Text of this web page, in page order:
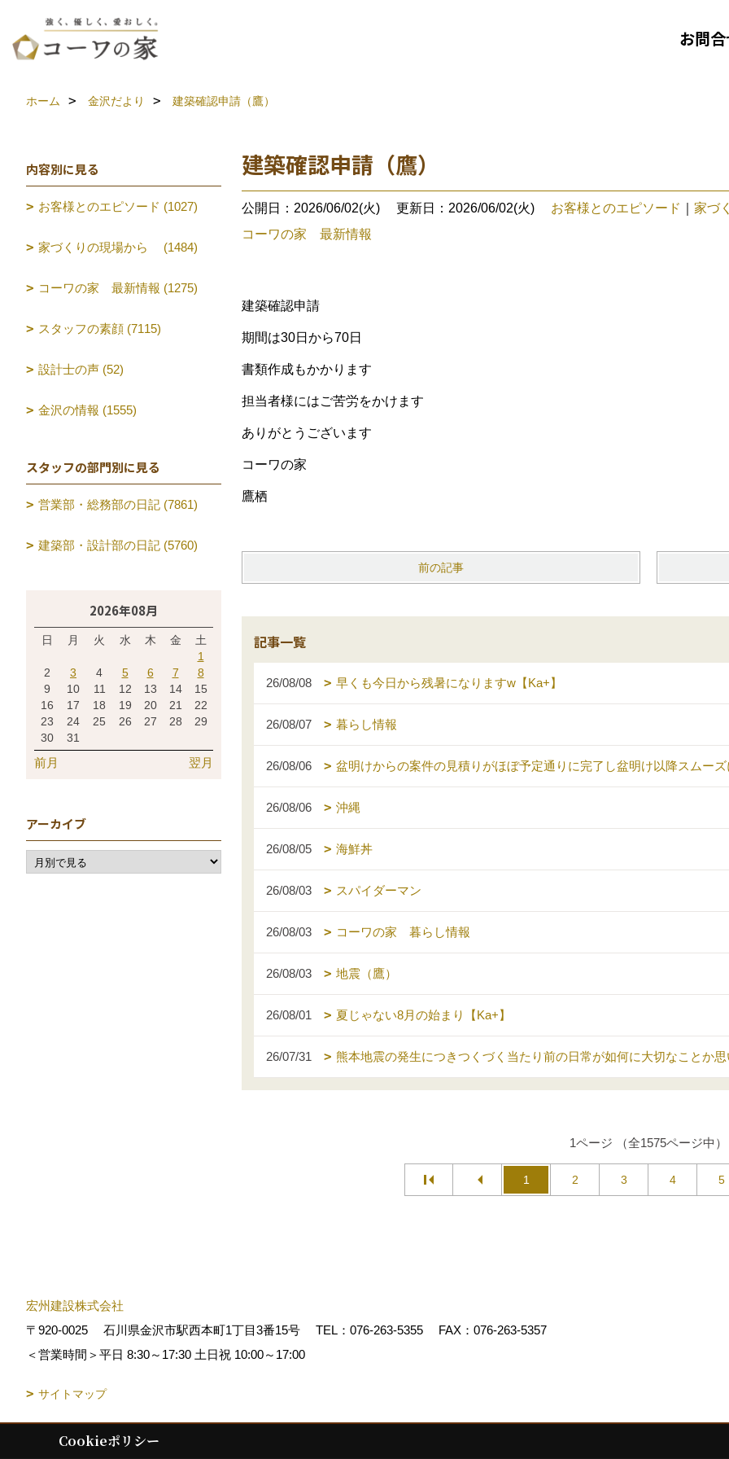
お問
ホーム 金沢だより 建築確認申請（鷹）
建築確認申請（鷹）
公開日：2026/06/02(火) 更新日：2026/06/02(火) お客様とのエピソード
家づ
コーワの家 最新情報
建築確認申請
期間は30日から70日
書類作成もかかります
担当者様にはご苦労をかけます
ありがとうございます
コーワの家
鷹栖
前の記事
記事一覧
26/08/08 早くも今日から残暑になりますw【Ka+】
26/08/07 暮らし情報
26/08/06 盆明けからの案件の見積りがほぼ予定通りに完了し盆明け以降スムー
26/08/06 沖縄
26/08/05 海鮮丼
26/08/03 スパイダーマン
26/08/03 コーワの家 暮らし情報
26/08/03 地震（鷹）
26/08/01 夏じゃない8月の始まり【Ka+】
26/07/31 熊本地震の発生につきつくづく当たり前の日常が如何に大切なことか
1ページ （全1575ページ中）
1 2 3 4 5
内容別に見る
お客様とのエピソード (1027)
家づくりの現場から (1484)
コーワの家 最新情報 (1275)
スタッフの素顔 (7115)
設計士の声 (52)
金沢の情報 (1555)
スタッフの部門別に見る
営業部・総務部の日記 (7861)
建築部・設計部の日記 (5760)
2026年08月
日 月 火 水 木 金
土
1
2
3 4 5 6 7
8
9
10 11 12 13 14
15
16
17 18 19 20 21
22
23
24 25 26 27 28
29
30
31
前月 翌月
アーカイブ
宏州建設株式会社
〒920-0025
石川県金沢市駅西本町1丁目3番15号 TEL： 076-263-5355
FAX：076-263-5357
＜営業時間＞平日 8:30～17:30 土日祝 10:00～17:00
サイトマップ
Copyright (c) KOSHUKENSETSU. All Rights Reserved.
Cookieポリシー